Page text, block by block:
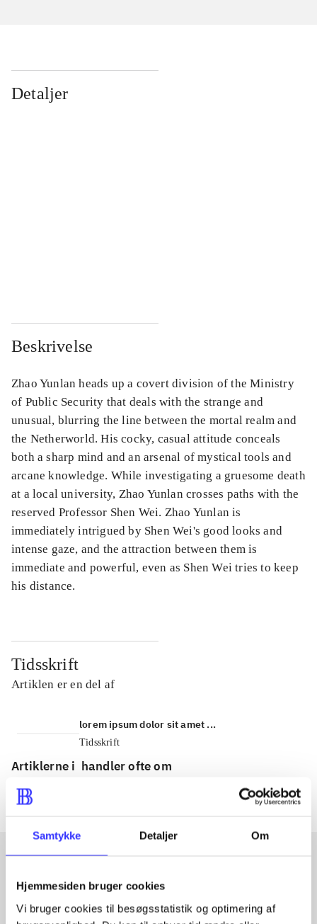
Samtykke Detaljer Om
Hjemmesiden bruger cookies
Vi bruger cookies til besøgsstatistik og optimering af
Detaljer
Beskrivelse
Zhao Yunlan heads up a covert division of the Ministry
of Public Security that deals with the strange and
unusual, blurring the line between the mortal realm and
the Netherworld. His cocky, casual attitude conceals
both a sharp mind and an arsenal of mystical tools and
arcane knowledge. While investigating a gruesome death
at a local university, Zhao Yunlan crosses paths with the
reserved Professor Shen Wei. Zhao Yunlan is
immediately intrigued by Shen Wei's good looks and
intense gaze, and the attraction between them is
immediate and powerful, even as Shen Wei tries to keep
his distance.
Tidsskrift
Artiklen er en del af
lorem ipsum dolor sit amet ...
Tidsskrift
Artiklerne i handler ofte om
Artikler med samme emner
Fra